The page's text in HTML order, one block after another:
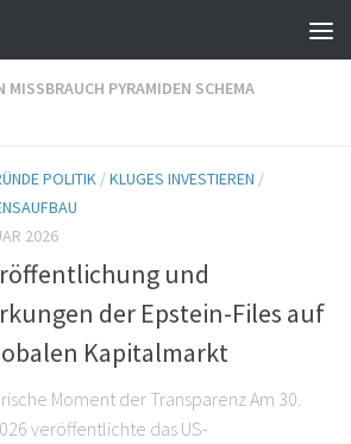
MISSBRAUCH PYRAMIDEN SCHEMA
POLITIK /KLUGES INVESTIEREN /
2026
und
der Epstein-Files auf
Kapitalmarkt
Moment der Transparenz Am 30.
veröffentlichte das US-